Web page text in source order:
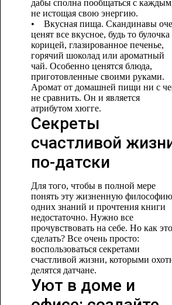
дабы сполна пообщаться с
не истощая свою энергию.
• Вкусная пища. Скандинавы
ценят все вкусное, будь то булочка
корицей, глазированное печенье,
горячий шоколад или ароматный
чай. Особенно ценятся блюда,
приготовленные своими руками.
Аромат от домашней пищи ни с
не сравнить. Он и является
атрибутом хюгге.
Секреты
счастливой
по-датски
Для того, чтобы в полной мере
понять эту жизненную
одних знаний и прочтения книги
недостаточно. Нужно все
прочувствовать на себе. Но как это
сделать? Все очень просто:
воспользоваться секретами
счастливой жизни, которыми
делятся датчане.
Уют в доме и